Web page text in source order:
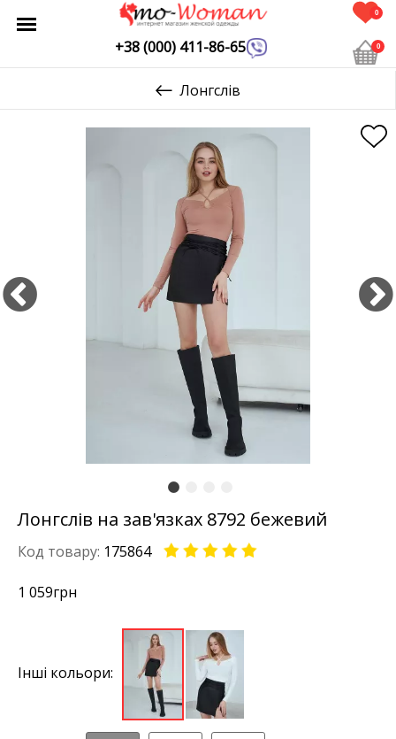
+38 (000) 411-86-65
0
0
Лонгслів
Лонгслів на зав'язках 8792 бежевий
Код товару: 175864
1 059грн
Інші кольори: